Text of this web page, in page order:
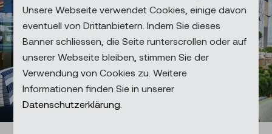
Unsere Webseite verwendet Cookies, einige davon
eventuell von Drittanbietern. Indem Sie dieses
Banner schliessen, die Seite runterscrollen oder auf
unserer Webseite bleiben, stimmen Sie der
Verwendung von Cookies zu. Weitere
Informationen finden Sie in unserer
Datenschutzerklärung.